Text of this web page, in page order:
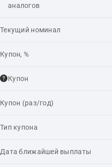
аналогов
Текущий номинал
Купон, %
Купон
Купон (раз/год)
Тип купона
Дата ближайшей выплаты